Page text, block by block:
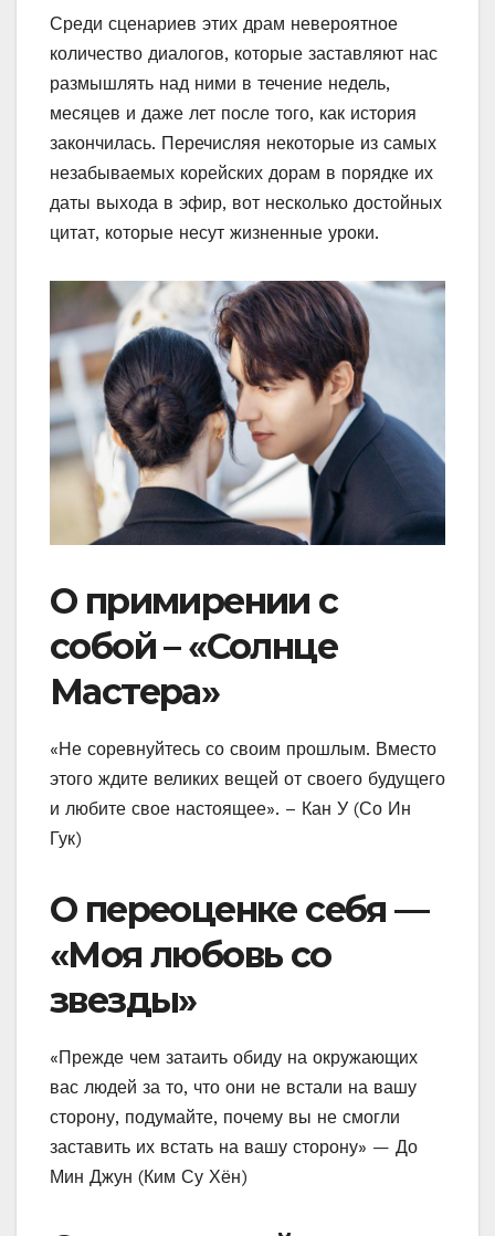
Среди сценариев этих драм невероятное
количество диалогов, которые заставляют нас
размышлять над ними в течение недель,
месяцев и даже лет после того, как история
закончилась. Перечисляя некоторые из самых
незабываемых корейских дорам в порядке их
даты выхода в эфир, вот несколько достойных
цитат, которые несут жизненные уроки.
О примирении с
собой – «Солнце
Мастера»
«Не соревнуйтесь со своим прошлым. Вместо
этого ждите великих вещей от своего будущего
и любите свое настоящее». – Кан У (Со Ин
Гук)
О переоценке себя —
«Моя любовь со
звезды»
«Прежде чем затаить обиду на окружающих
вас людей за то, что они не встали на вашу
сторону, подумайте, почему вы не смогли
заставить их встать на вашу сторону» — До
Мин Джун (Ким Су Хён)